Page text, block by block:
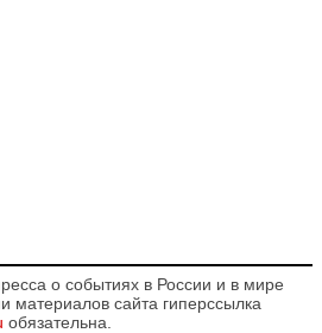
о событиях в России и в мире
материалов сайта гиперссылка
обязательна.